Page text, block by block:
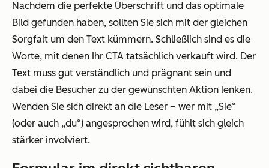
Nachdem die perfekte Überschrift und das optimale
Bild gefunden haben, sollten Sie sich mit der gleichen
Sorgfalt um den Text kümmern. Schließlich sind es die
Worte, mit denen Ihr CTA tatsächlich verkauft wird. Der
Text muss gut verständlich und prägnant sein und
dabei die Besucher zu der gewünschten Aktion lenken.
Wenden Sie sich direkt an die Leser – wer mit „Sie“
(oder auch „du“) angesprochen wird, fühlt sich gleich
stärker involviert.